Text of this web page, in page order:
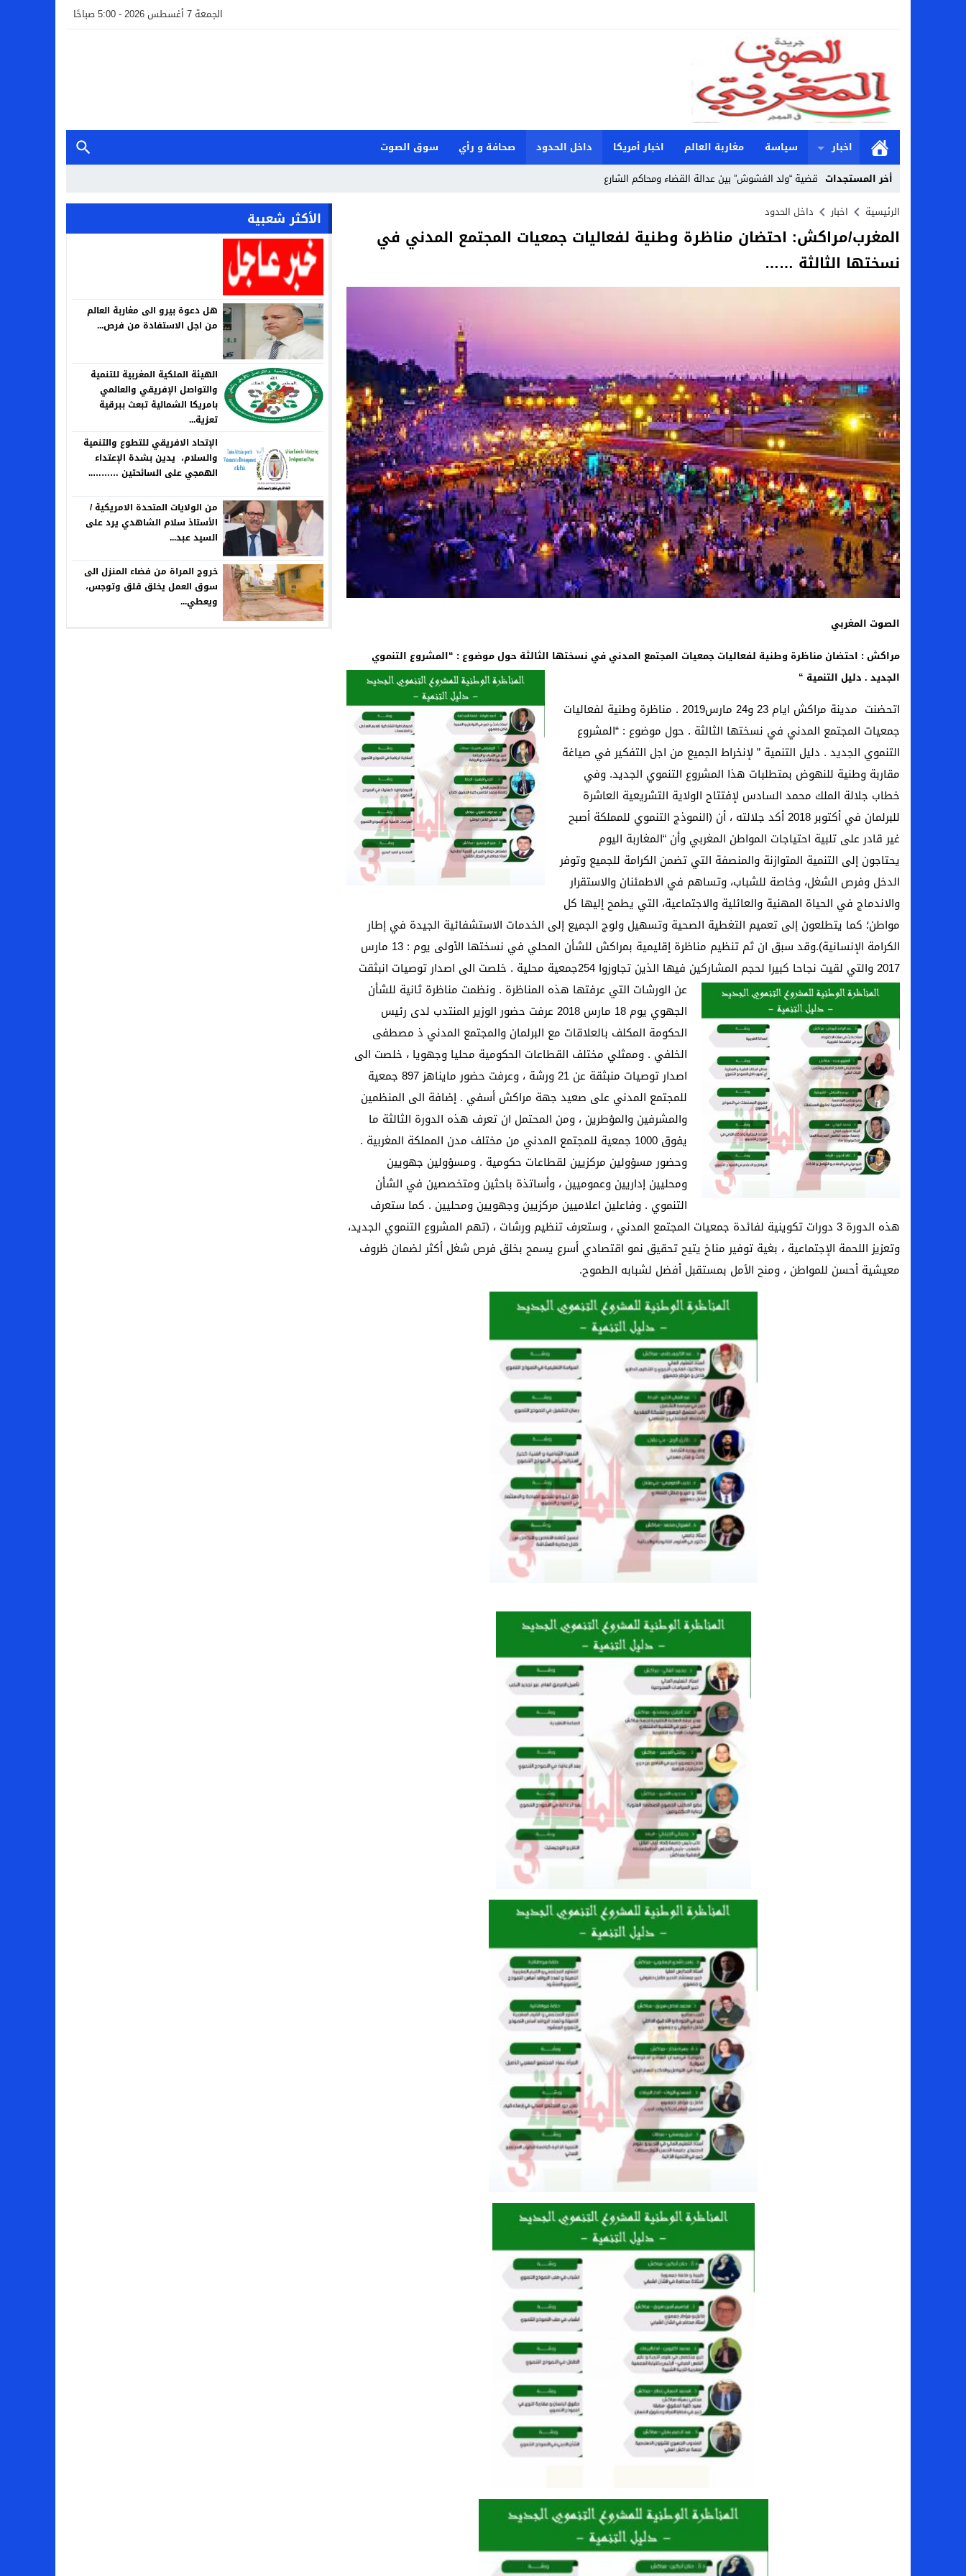
الجمعة 7 أغسطس 2026 - 5:00 صباحًا
اخبار سياسة مغاربة العالم اخبار أمريكا داخل الحدود صحافة و رأي
سوق الصوت
أخر المستجدات قضية “ولد الفشوش” بين عدالة القضاء ومحاكم الشارع
Stop
Previous
Next
الرئيسية اخبار داخل الحدود
المغرب/مراكش: احتضان مناظرة وطنية لفعاليات جمعيات المجتمع المدني في
نسختها الثالثة ……
الصوت المغربي
مراكش : احتضان مناظرة وطنية لفعاليات جمعيات المجتمع المدني في نسختها الثالثة حول موضوع : “المشروع التنموي
الجديد . دليل التنمية “
اتحضنت مدينة مراكش ايام 23 و24 مارس2019 . مناظرة وطنية لفعاليات
جمعيات المجتمع المدني في نسختها الثالثة . حول موضوع : “المشروع
التنموي الجديد . دليل التنمية ” لإنخراط الجميع من اجل التفكير في صياغة
مقاربة وطنية للنهوض بمتطلبات هذا المشروع التنموي الجديد. وفي
خطاب جلالة الملك محمد السادس لإفتتاح الولاية التشريعية العاشرة
للبرلمان في أكتوبر 2018 أكد جلالته ، أن (النموذج التنموي للمملكة أصبح
غير قادر على تلبية احتياجات المواطن المغربي وأن “المغاربة اليوم
يحتاجون إلى التنمية المتوازنة والمنصفة التي تضمن الكرامة للجميع وتوفر
الدخل وفرص الشغل، وخاصة للشباب، وتساهم في الاطمئنان والاستقرار
والاندماج في الحياة المهنية والعائلية والاجتماعية، التي يطمح إليها كل
مواطن؛ كما يتطلعون إلى تعميم التغطية الصحية وتسهيل ولوج الجميع إلى الخدمات الاستشفائية الجيدة في إطار
الكرامة الإنسانية).وقد سبق ان ثم تنظيم مناظرة إقليمية بمراكش للشأن المحلي في نسختها الأولى يوم : 13 مارس
2017 والتي لقيت نجاحا كبيرا لحجم المشاركين فيها الذين تجاوزوا 254جمعية محلية .
خلصت الى اصدار توصيات انبثقت
عن الورشات التي عرفتها هذه المناظرة . ونظمت مناظرة ثانية للشأن
الجهوي يوم 18 مارس 2018 عرفت حضور الوزير المنتدب لدى رئيس
الحكومة المكلف بالعلاقات مع البرلمان والمجتمع المدني ذ مصطفى
الخلفي . وممثلي مختلف القطاعات الحكومية محليا وجهويا ، خلصت الى
اصدار توصيات منبثقة عن 21 ورشة ، وعرفت حضور مايناهز 897 جمعية
للمجتمع المدني على صعيد جهة مراكش أسفي . إضافة الى المنظمين
والمشرفين والمؤطرين ، ومن المحتمل ان تعرف هذه الدورة الثالثة ما
يفوق 1000 جمعية للمجتمع المدني من مختلف مدن المملكة المغربية .
وحضور مسؤولين مركزيين لقطاعات حكومية . ومسؤولين جهويين
ومحليين إداريين وعموميين ، وأساتذة باحثين ومتخصصين في الشأن
التنموي . وفاعلين اعلاميين مركزيين وجهويين ومحليين . كما ستعرف
هذه الدورة 3 دورات تكوينية لفائدة جمعيات المجتمع المدني ، وستعرف تنظيم ورشات ، (تهم المشروع التنموي الجديد،
وتعزيز اللحمة الإجتماعية ، بغية توفير مناخ يتيح تحقيق نمو اقتصادي أسرع يسمح بخلق فرص شغل أكثر لضمان ظروف
معيشية أحسن للمواطن ، ومنح الأمل بمستقبل أفضل لشبابه الطموح.
الأكثر شعبية
هل دعوة بيرو الى مغاربة العالم
من اجل الاستفادة من فرص...
الهيئة الملكية المغربية للتنمية
والتواصل الإفريقي والعالمي
بامريكا الشمالية تبعث ببرقية
تعزية...
الإتحاد الافريقي للتطوع والتنمية
والسلام، يدين بشدة الإعتداء
الهمجي على السائحتين ………..
من الولايات المتحدة الامريكية /
الأستاذ سلام الشاهدي يرد على
السيد عبد...
خروج المراة من فضاء المنزل الى
سوق العمل يخلق قلق وتوجس،
ويعطي...